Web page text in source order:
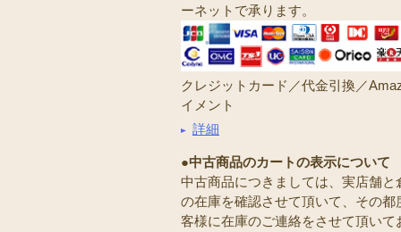
ーネットで承ります。
クレジットカード／代金引換／
イメント
詳細
●中古商品のカートの表示について
中古商品につきましては、実店舗と
の在庫を確認させて頂いて、その都
客様に在庫のご連絡をさせて頂いて